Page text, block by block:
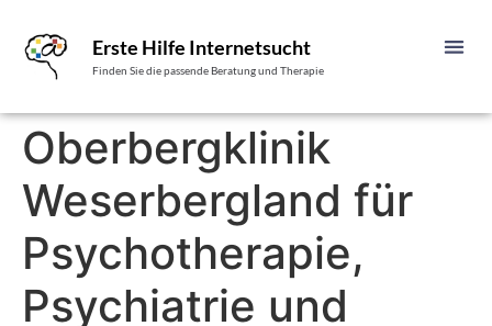
Erste Hilfe Internetsucht
Finden Sie die passende Beratung und Therapie
Oberbergklinik
Weserbergland für
Psychotherapie,
Psychiatrie und